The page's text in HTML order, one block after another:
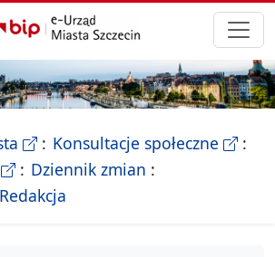
menu
- Biletyn Informacji Publicznej
Konsultacje społeczne-
- Oficjalna strona Miasta Szczecin
Dziennik zmian
rozdziałów
Redakcja